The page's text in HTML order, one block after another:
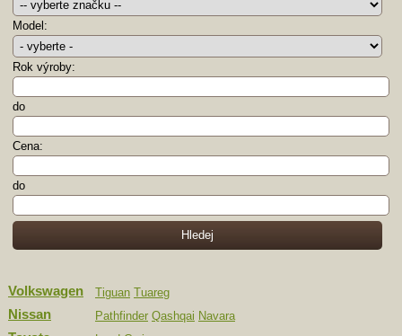
Model:
Rok výroby:
do
Cena:
do
Volkswagen Tiguan Tuareg
Nissan Pathfinder Qashqai Navara